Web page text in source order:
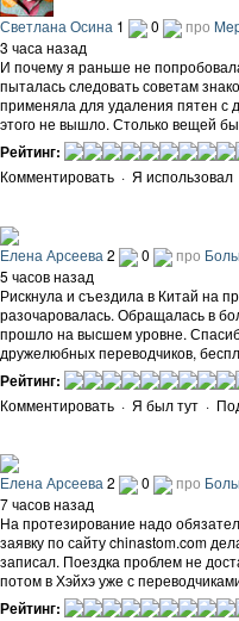
Светлана Осина 1 0 про
3 часа назад
И почему я раньше не
пыталась следовать советам
применяла для удаления пятен с
этого не вышло. Столько вещей
Рейтинг:
Комментировать · Я использовал
Елена Арсеева 2 0 про
5 часов назад
Рискнула и съездила в Китай на
разочаровалась. Обращалась в
прошло на высшем уровне.
дружелюбных переводчиков,
Рейтинг:
Комментировать · Я был тут ·
Елена Арсеева2 0 про
7 часов назад
На протезирование надо
заявку по сайту chinastom.com
записал. Поездка проблем не
потом в Хэйхэ уже с
Рейтинг: